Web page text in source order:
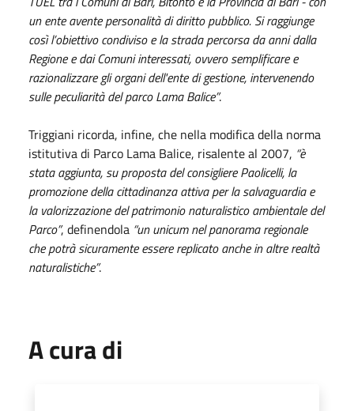
un ente avente personalità di diritto pubblico. Si raggiunge
così l’obiettivo condiviso e la strada percorsa da anni dalla
Regione e dai Comuni interessati, ovvero semplificare e
razionalizzare gli organi dell'ente di gestione, intervenendo
sulle peculiarità del parco Lama Balice”.
Triggiani ricorda, infine, che nella modifica della norma
istitutiva di Parco Lama Balice, risalente al 2007, “è
stata aggiunta, su proposta del consigliere Paolicelli, la
promozione della cittadinanza attiva per la salvaguardia e
la valorizzazione del patrimonio naturalistico ambientale del
Parco”, definendola “un unicum nel panorama regionale
che potrà sicuramente essere replicato anche in altre realtà
naturalistiche”.
A cura di